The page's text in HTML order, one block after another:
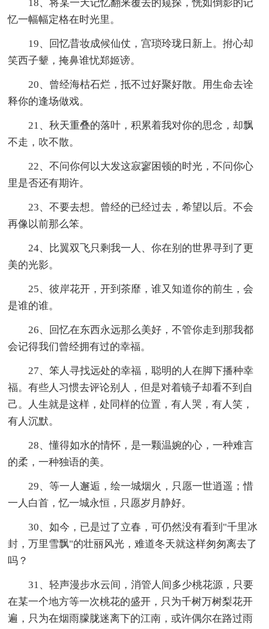
18、将某一天记忆翻来覆去的窥探，恍如倒影的记
忆一幅幅定格在时光里。
19、回忆昔妆成候仙仗，宫琐玲珑日新上。拊心却
笑西子颦，掩鼻谁忧郑姬谤。
20、曾经海枯石烂，抵不过好聚好散。用生命去诠
释你的逢场做戏。
21、秋天重叠的落叶，积累着我对你的思念，却飘
不走，吹不散。
22、不问你何以大发这寂寥困顿的时光，不问你心
里是否还有期许。
23、不要去想。曾经的已经过去，希望以后。不会
再像以前那么笨。
24、比翼双飞只剩我一人、你在别的世界寻到了更
美的光影。
25、彼岸花开，开到茶靡，谁又知道你的前生，会
是谁的谁。
26、回忆在东西永远那么美好，不管你走到那我都
会记得我们曾经拥有过的幸福。
27、笨人寻找远处的幸福，聪明的人在脚下播种幸
福。有些人习惯去评论别人，但是对着镜子却看不到自
己。人生就是这样，处同样的位置，有人哭，有人笑，
有人沉默。
28、懂得如水的情怀，是一颗温婉的心，一种难言
的柔，一种独语的美。
29、等一人邂逅，绘一城烟火，只愿一世逍遥；惜
一人白首，忆一城永恒，只愿岁月静好。
30、如今，已是过了立春，可仍然没有看到"千里冰
封，万里雪飘"的壮丽风光，难道冬天就这样匆匆离去了
吗？
31、轻声漫步水云间，消管人间多少桃花源，只要
在某一个地方等一次桃花的盛开，只为千树万树梨花开
遍，只为在烟雨朦胧迷离下的江南，或许偶尔在路过雨